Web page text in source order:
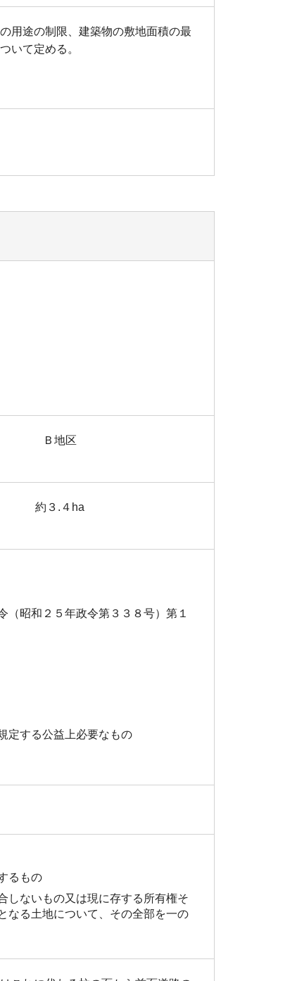
用途の制限、建築物の敷地面積の最
いて定める。
Ｂ地区
約３.４ha
昭和２５年政令第３３８号）第１
定する公益上必要なもの
るもの
しないもの又は現に存する所有権そ
なる土地について、その全部を一の